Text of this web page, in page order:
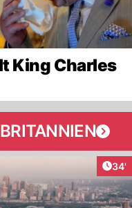
King Charles
34'